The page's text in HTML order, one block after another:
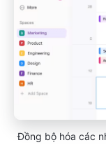
Đồng bộ hóa các